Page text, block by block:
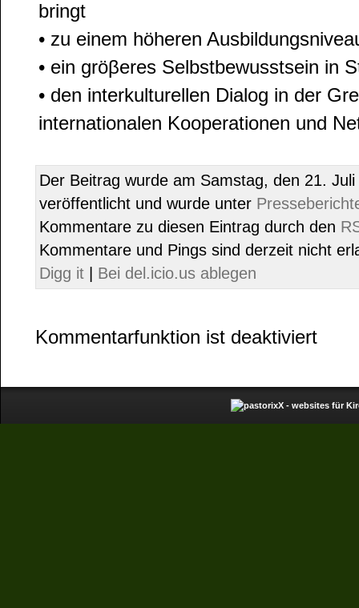
bringt
• zu einem höheren
• ein gröβeres Selbstbewusstsein in
• den interkulturellen Dialog in der
internationalen Kooperationen und
Der Beitrag wurde am Samstag, den 21.
veröffentlicht und wurde unter
Kommentare zu diesen Eintrag durch den
Kommentare und Pings sind derzeit nicht
Digg it
Bei del.icio.us ablegen
Kommentarfunktion ist deaktiviert